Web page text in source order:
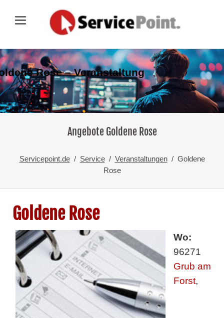
Rose – Veranstaltung
Angebote Goldene Rose
Servicepoint.de Service Veranstaltungen
Goldene
Rose
Goldene Rose
Wo:
96271
Grub am
Forst,